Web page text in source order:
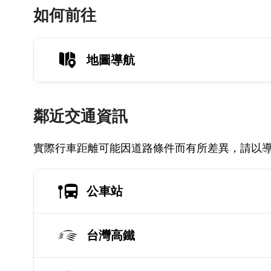
如何前往
地圖導航
鄰近交通資訊
實際行車距離可能因道路條件而有所差異，請以
公車站
台灣高鐵